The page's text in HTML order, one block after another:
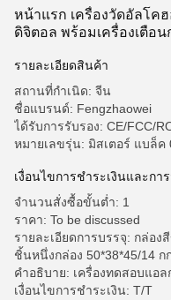
หน้าแรก เครื่องวัดอัลโค
ดิจิตอล พร้อมเครื่องเตือน
รายละเอียดสินค้า
สถานที่กำเนิด: จีน
ชื่อแบรนด์: Fengzhaowei
ได้รับการรับรอง: CE/FCC/
หมายเลขรุ่น: มิสเตอร์ แบล็ค
เงื่อนไขการชำระเงินและกา
จำนวนสั่งซื้อขั้นต่ำ: 1
ราคา: To be discussed
รายละเอียดการบรรจุ: กล่อง
ชิ้นหนึ่งกล่อง 50*38*45/14 ก
คําอธิบาย: เครื่องทดสอบแอ
เงื่อนไขการชำระเงิน: T/T